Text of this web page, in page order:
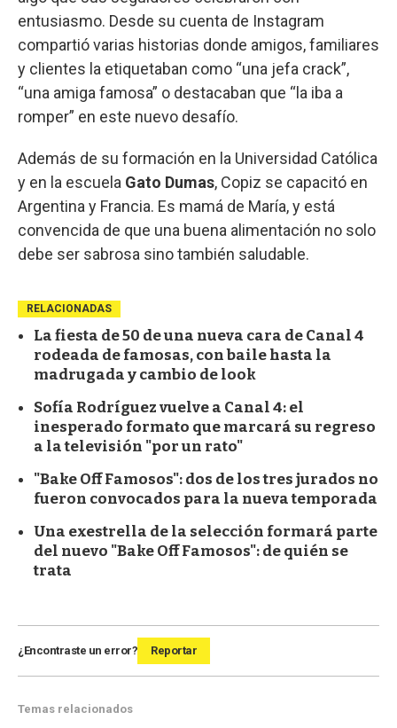
entusiasmo. Desde su cuenta de Instagram
compartió varias historias donde amigos, familiares
y clientes la etiquetaban como “una jefa crack”,
“una amiga famosa” o destacaban que “la iba a
romper” en este nuevo desafío.
Además de su formación en la Universidad Católica
y en la escuela Gato Dumas, Copiz se capacitó en
Argentina y Francia. Es mamá de María, y está
convencida de que una buena alimentación no solo
debe ser sabrosa sino también saludable.
RELACIONADAS
La fiesta de 50 de una nueva cara de Canal 4
rodeada de famosas, con baile hasta la
madrugada y cambio de look
Sofía Rodríguez vuelve a Canal 4: el
inesperado formato que marcará su regreso
a la televisión "por un rato"
"Bake Off Famosos": dos de los tres jurados no
fueron convocados para la nueva temporada
Una exestrella de la selección formará parte
del nuevo "Bake Off Famosos": de quién se
trata
¿Encontraste un error? Reportar
Temas relacionados